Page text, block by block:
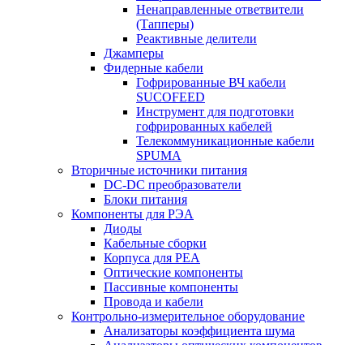
Ненаправленные ответвители
(Тапперы)
Реактивные делители
Джамперы
Фидерные кабели
Гофрированные ВЧ кабели
SUCOFEED
Инструмент для подготовки
гофрированных кабелей
Телекоммуникационные кабели
SPUMA
Вторичные источники питания
DC-DC преобразователи
Блоки питания
Компоненты для РЭА
Диоды
Кабельные сборки
Корпуса для РЕА
Оптические компоненты
Пассивные компоненты
Провода и кабели
Контрольно-измерительное оборудование
Анализаторы коэффициента шума